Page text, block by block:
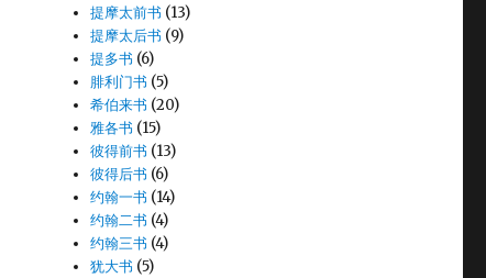
提摩太前书 (13)
提摩太后书 (9)
提多书 (6)
腓利门书 (5)
希伯来书 (20)
雅各书 (15)
彼得前书 (13)
彼得后书 (6)
约翰一书 (14)
约翰二书 (4)
约翰三书 (4)
犹大书 (5)